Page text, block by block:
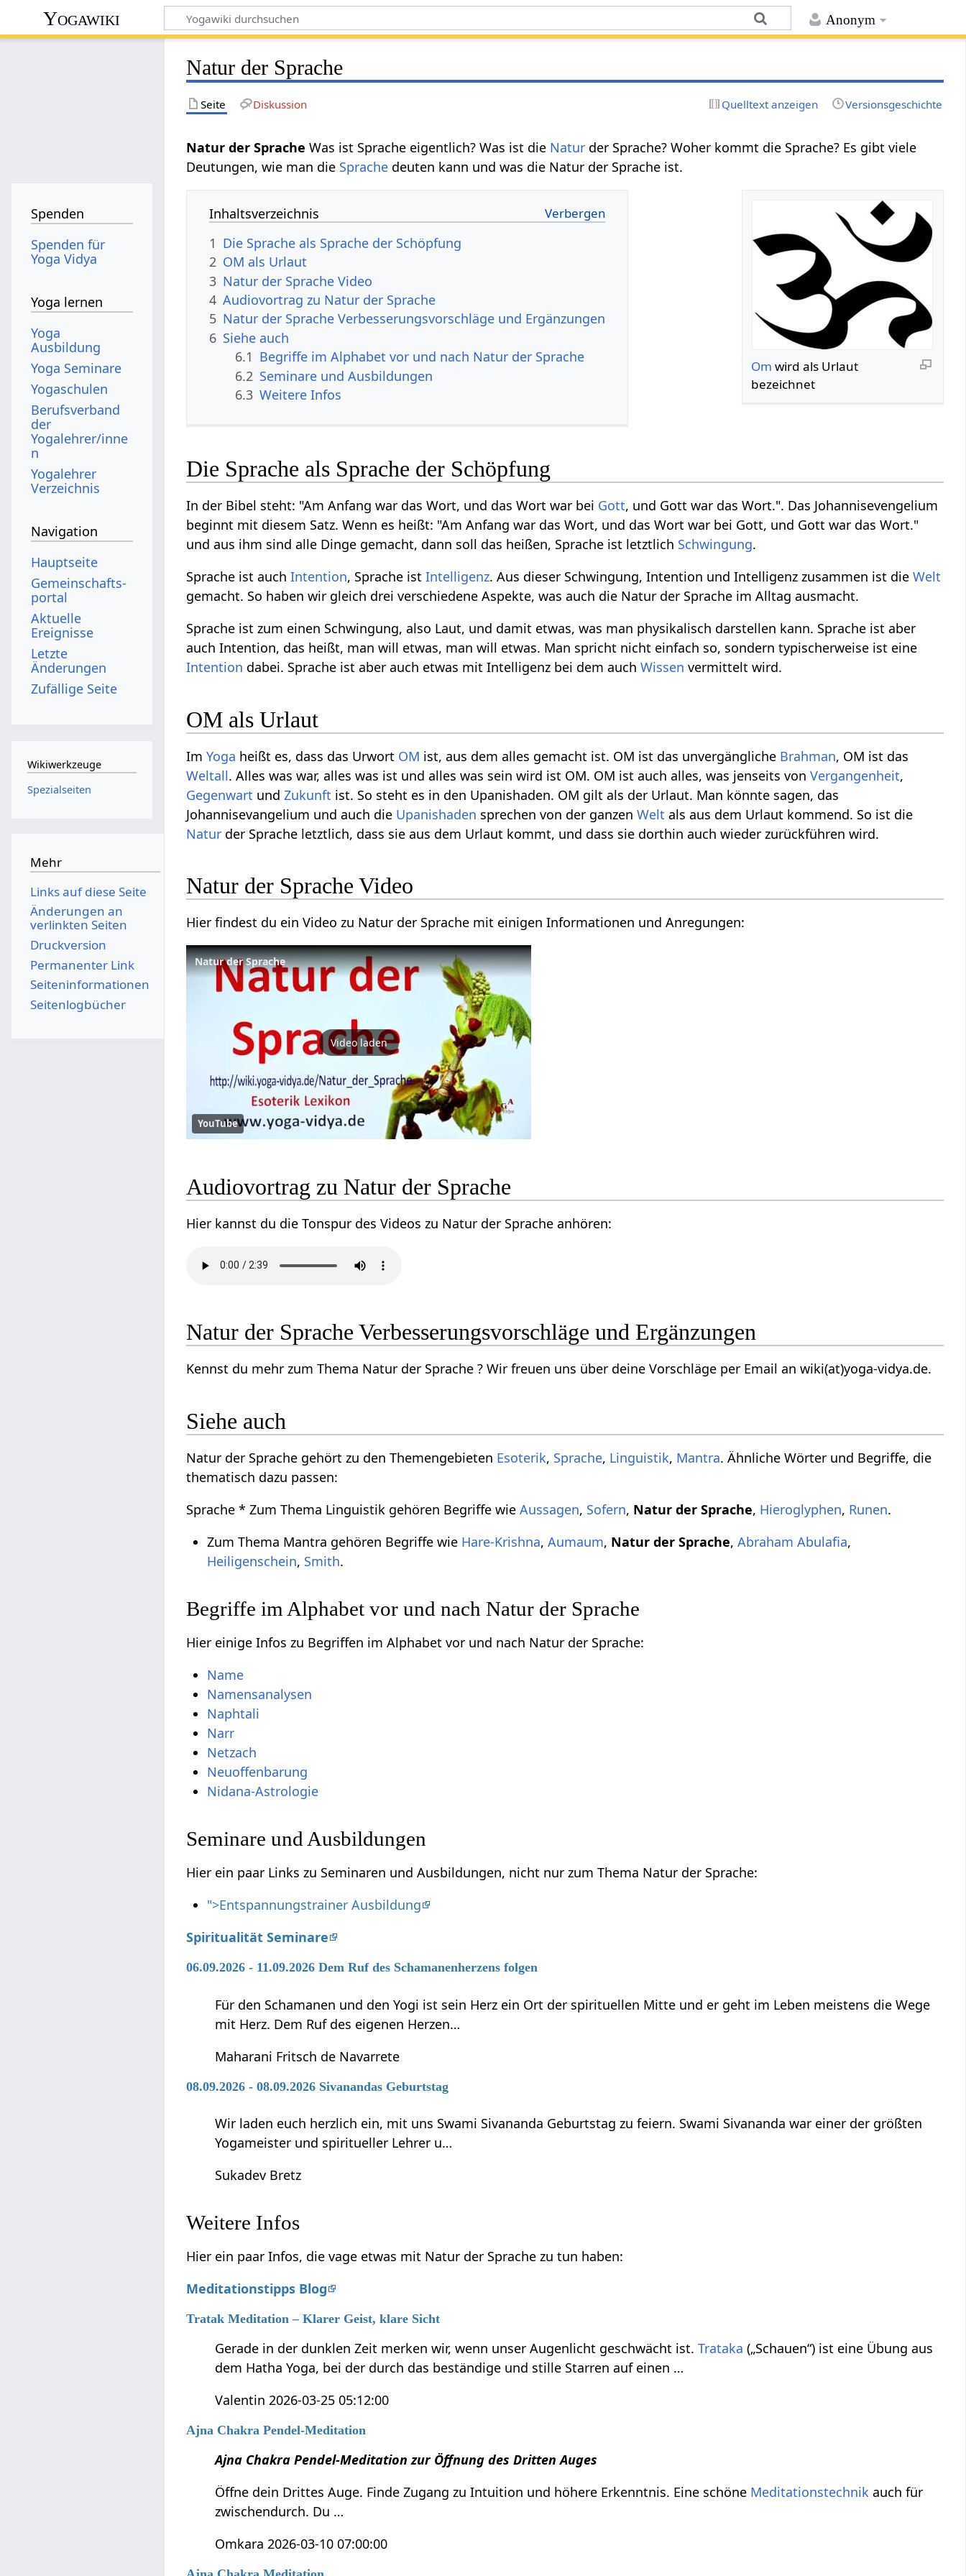
Anonym
Yogawiki
Natur der Sprache
Seite Diskussion Quelltext anzeigen Versionsgeschichte
Natur der SpracheWas ist Sprache eigentlich? Was ist die Natur der Sprache? Woher kommt die Sprache? Es gibt viele
Deutungen, wie man die Sprache deuten kann und was die Natur der Sprache ist.
Om wird als Urlaut
bezeichnet
Inhaltsverzeichnis
1 Die Sprache als Sprache der Schöpfung
2 OM als Urlaut
3 Natur der Sprache Video
4 Audiovortrag zu Natur der Sprache
5 Natur der Sprache Verbesserungsvorschläge und Ergänzungen
6 Siehe auch
6.1 Begriffe im Alphabet vor und nach Natur der Sprache
6.2 Seminare und Ausbildungen
6.3 Weitere Infos
Die Sprache als Sprache der Schöpfung
In der Bibel steht: "Am Anfang war das Wort, und das Wort war bei Gott, und Gott war das Wort.". Das Johannisevengelium
beginnt mit diesem Satz. Wenn es heißt: "Am Anfang war das Wort, und das Wort war bei Gott, und Gott war das Wort."
und aus ihm sind alle Dinge gemacht, dann soll das heißen, Sprache ist letztlich Schwingung.
Sprache ist auchIntention, Sprache istIntelligenz. Aus dieser Schwingung, Intention und Intelligenz zusammen ist dieWelt
gemacht. So haben wir gleich drei verschiedene Aspekte, was auch die Natur der Sprache im Alltag ausmacht.
Sprache ist zum einen Schwingung, also Laut, und damit etwas, was man physikalisch darstellen kann. Sprache ist aber
auch Intention, das heißt, man will etwas, man will etwas. Man spricht nicht einfach so, sondern typischerweise ist eine
Intention dabei. Sprache ist aber auch etwas mit Intelligenz bei dem auchWissen vermittelt wird.
OM als Urlaut
ImYoga heißt es, dass das Urwort OM ist, aus dem alles gemacht ist. OM ist das unvergängliche Brahman, OM ist das
Weltall. Alles was war, alles was ist und alles was sein wird ist OM. OM ist auch alles, was jenseits vonVergangenheit,
Gegenwart undZukunft ist. So steht es in den Upanishaden. OM gilt als der Urlaut. Man könnte sagen, das
Johannisevangelium und auch die Upanishaden sprechen von der ganzenWelt als aus dem Urlaut kommend. So ist die
Natur der Sprache letztlich, dass sie aus dem Urlaut kommt, und dass sie dorthin auch wieder zurückführen wird.
Natur der Sprache Video
Hier findest du ein Video zu Natur der Sprache mit einigen Informationen und Anregungen:
Natur der Sprache
Video laden
YouTube
Audiovortrag zu Natur der Sprache
Hier kannst du die Tonspur des Videos zu Natur der Sprache anhören:
Natur der Sprache Verbesserungsvorschläge und Ergänzungen
Kennst du mehr zum Thema Natur der Sprache ? Wir freuen uns über deine Vorschläge per Email an wiki(at)yoga-vidya.de.
Siehe auch
Natur der Sprache gehört zu den Themengebieten Esoterik, Sprache, Linguistik, Mantra. Ähnliche Wörter und Begriffe, die
thematisch dazu passen:
Sprache * Zum Thema Linguistik gehören Begriffe wieAussagen, Sofern, Natur der Sprache, Hieroglyphen, Runen.
Zum Thema Mantra gehören Begriffe wie Hare-Krishna,Aumaum, Natur der Sprache,Abraham Abulafia,
Heiligenschein, Smith.
Begriffe im Alphabet vor und nach Natur der Sprache
Hier einige Infos zu Begriffen im Alphabet vor und nach Natur der Sprache:
Name
Namensanalysen
Naphtali
Narr
Netzach
Neuoffenbarung
Nidana-Astrologie
Seminare und Ausbildungen
Hier ein paar Links zu Seminaren und Ausbildungen, nicht nur zum Thema Natur der Sprache:
">Entspannungstrainer Ausbildung
Spiritualität Seminare
06.09.2026 - 11.09.2026 Dem Ruf des Schamanenherzens folgen
Für den Schamanen und den Yogi ist sein Herz ein Ort der spirituellen Mitte und er geht im Leben meistens die Wege
mit Herz. Dem Ruf des eigenen Herzen…
Maharani Fritsch de Navarrete
08.09.2026 - 08.09.2026 Sivanandas Geburtstag
Wir laden euch herzlich ein, mit uns Swami Sivananda Geburtstag zu feiern. Swami Sivananda war einer der größten
Yogameister und spiritueller Lehrer u…
Sukadev Bretz
Weitere Infos
Hier ein paar Infos, die vage etwas mit Natur der Sprache zu tun haben:
Meditationstipps Blog
Tratak Meditation – Klarer Geist, klare Sicht
Gerade in der dunklen Zeit merken wir, wenn unser Augenlicht geschwächt ist.Trataka(„Schauen“) ist eine Übung aus
dem Hatha Yoga, bei der durch das beständige und stille Starren auf einen …
Valentin 2026-03-25 05:12:00
Ajna Chakra Pendel-Meditation
Ajna Chakra Pendel-Meditation zur Öffnung des Dritten Auges
Öffne dein Drittes Auge. Finde Zugang zu Intuition und höhere Erkenntnis. Eine schöne Meditationstechnik auch für
zwischendurch. Du …
Omkara 2026-03-10 07:00:00
Spenden
Spenden für
Yoga Vidya
Yoga lernen
Yoga
Ausbildung
Yoga Seminare
Yogaschulen
Berufsverband
der
Yogalehrer/inne
n
Yogalehrer
Verzeichnis
Navigation
Hauptseite
Gemeinschafts­
portal
Aktuelle
Ereignisse
Letzte
Änderungen
Zufällige Seite
Wikiwerkzeuge
Spezialseiten
Mehr
Links auf diese Seite
Änderungen an
verlinkten Seiten
Druckversion
Permanenter Link
Seiten­­informationen
Seitenlogbücher